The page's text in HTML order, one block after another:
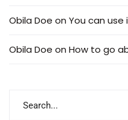
Obila Doe on You can use
Obila Doe on How to go